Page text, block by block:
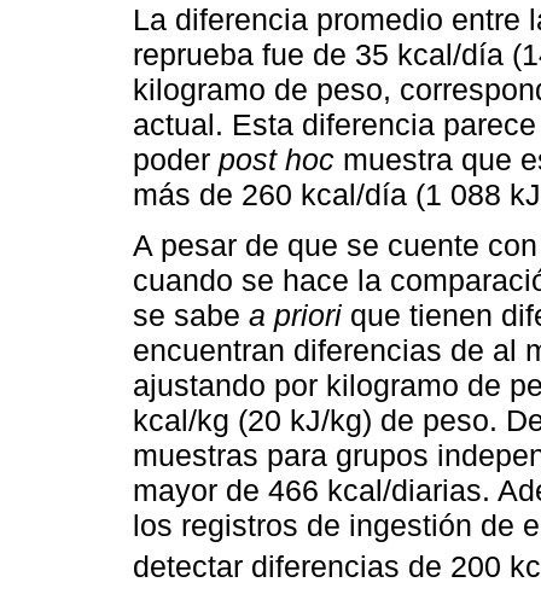
La diferencia promedio entre
reprueba fue de 35 kcal/día
kilogramo de peso,
actual. Esta diferencia
poder post hoc muestra que
más de 260 kcal/día (1 088
A pesar de que se cuente
cuando se hace la
se sabe a priori que tienen
encuentran diferencias de al
ajustando por kilogramo de
kcal/kg (20 kJ/kg) de peso.
muestras para grupos
mayor de 466 kcal/diarias.
los registros de ingestión de
detectar diferencias de 200